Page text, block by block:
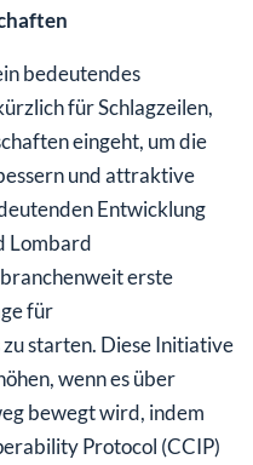
bedeutendes
für Schlagzeilen,
eingeht, um die
und attraktive
Entwicklung
Lombard
erste
für
zu starten. Diese Initiative
wenn es über
bewegt wird, indem
Protocol (CCIP)